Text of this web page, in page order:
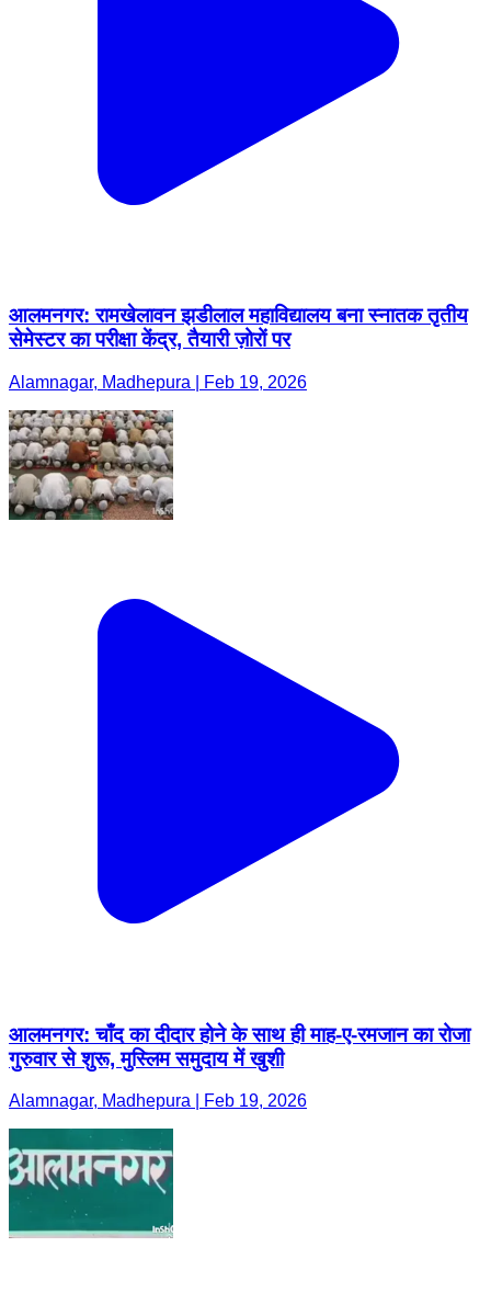
आलमनगर: रामखेलावन झडीलाल महाविद्यालय बना स्नातक तृतीय
सेमेस्टर का परीक्षा केंद्र, तैयारी ज़ोरों पर
Alamnagar, Madhepura | Feb 19, 2026
आलमनगर: चाँद का दीदार होने के साथ ही माह-ए-रमजान का रोजा
गुरुवार से शुरू, मुस्लिम समुदाय में खुशी
Alamnagar, Madhepura | Feb 19, 2026